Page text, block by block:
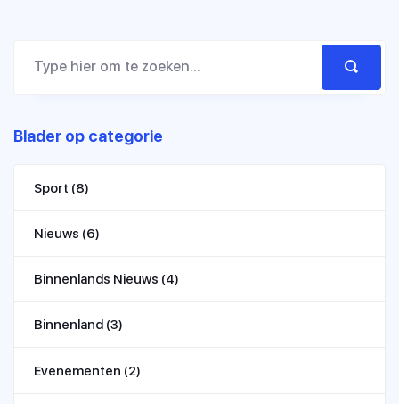
Blader op categorie
Sport (8)
Nieuws (6)
Binnenlands Nieuws (4)
Binnenland (3)
Evenementen (2)